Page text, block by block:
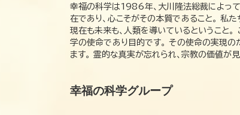
幸福の科学は1986年、大川隆法総裁によって
在であり、心こそがその本質であること。 私
現在も未来も、人類を導いているということ
学の使命であり目的です。 その使命の実現の
ます。 霊的な真実が忘れられ、宗教の価値が
幸福の科学グループ